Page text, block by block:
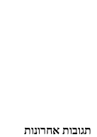
תגובות אחרונות